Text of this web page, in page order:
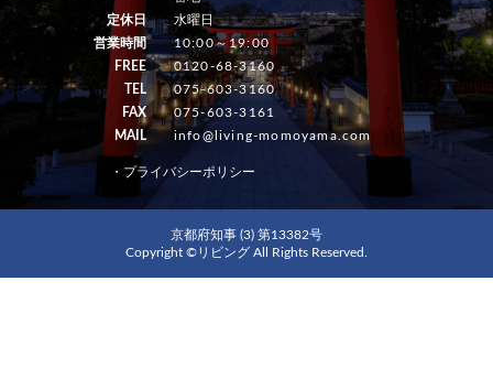
定休日
水曜日
営業時間
10:00～19:00
FREE
0120-68-3160
TEL
075-603-3160
FAX
075-603-3161
MAIL
info@living-momoyama.com
・プライバシーポリシー
京都府知事 (3) 第13382号
Copyright ©リビング All Rights Reserved.